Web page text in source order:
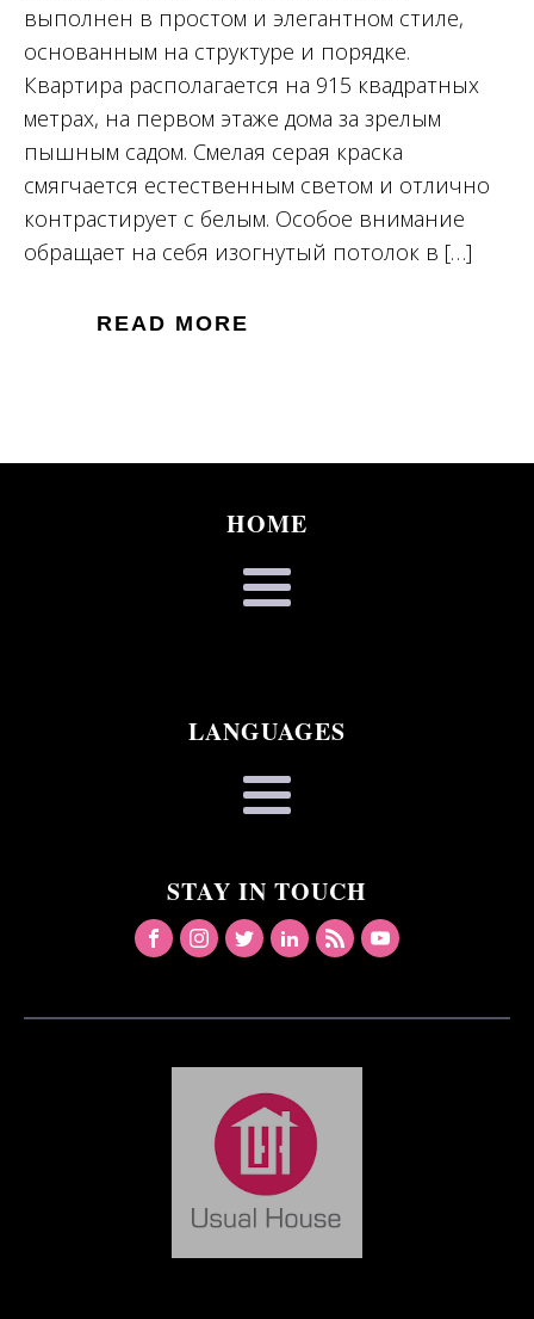
выполнен в простом и элегантном стиле,
основанным на структуре и порядке.
Квартира располагается на 915 квадратных
метрах, на первом этаже дома за зрелым
пышным садом. Смелая серая краска
смягчается естественным светом и отлично
контрастирует с белым. Особое внимание
обращает на себя изогнутый потолок в […]
READ MORE
HOME
LANGUAGES
STAY IN TOUCH